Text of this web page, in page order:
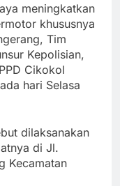
meningkatkan
khususnya
Tim
Kepolisian,
Cikokol
hari Selasa
dilaksanakan
di Jl.
Kecamatan